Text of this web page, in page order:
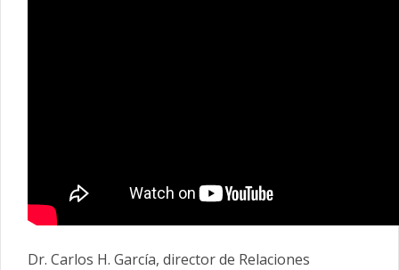
Dr. Carlos H. García, director de Relaciones